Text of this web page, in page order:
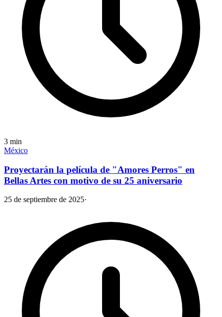
3 min
México
Proyectarán la película de "Amores Perros" en
Bellas Artes con motivo de su 25 aniversario
25 de septiembre de 2025·